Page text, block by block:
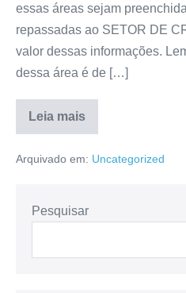
essas áreas sejam
repassadas ao SETOR DE
valor dessas informações.
dessa área é de […]
Leia mais
Arquivado em: Uncategorized
Pesquisar